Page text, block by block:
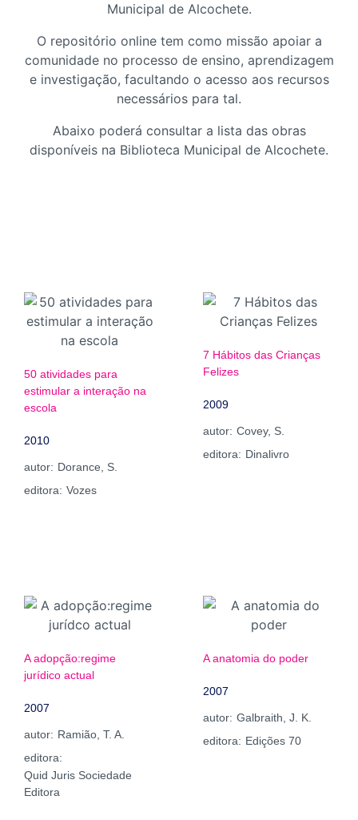
Municipal de Alcochete.
O repositório online tem como missão apoiar a
comunidade no processo de ensino, aprendizagem
e investigação, facultando o acesso aos recursos
necessários para tal.
Abaixo poderá consultar a lista das obras
disponíveis na Biblioteca Municipal de Alcochete.
50 atividades para
estimular a interação na
escola
2010
autor: Dorance, S.
editora: Vozes
7 Hábitos das Crianças
Felizes
2009
autor: Covey, S.
editora: Dinalivro
A adopção:regime
jurídico actual
2007
autor: Ramião, T. A.
editora:
Quid Juris Sociedade
Editora
A anatomia do poder
2007
autor: Galbraith, J. K.
editora: Edições 70